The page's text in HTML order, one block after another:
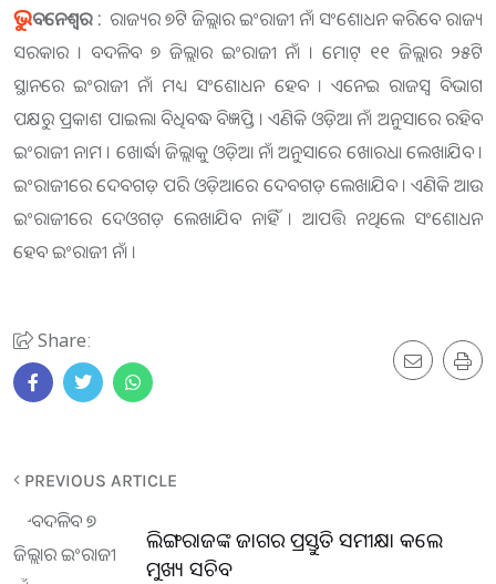
ଭୁବନେଶ୍ୱର : ରାଜ୍ୟର ୭ଟି ଜିଲ୍ଲାର ଇଂରାଜୀ ନାଁ ସଂଶୋଧନ କରିବେ ରାଜ୍ୟ
ସରକାର । ବଦଳିବ ୭ ଜିଲ୍ଲାର ଇଂରାଜୀ ନାଁ । ମୋଟ୍ ୧୧ ଜିଲ୍ଲାର ୨୫ଟି
ସ୍ଥାନରେ ଇଂରାଜୀ ନାଁ ମଧ୍ୟ ସଂଶୋଧନ ହେବ । ଏନେଇ ରାଜସ୍ବ ବିଭାଗ
ପକ୍ଷରୁ ପ୍ରକାଶ ପାଇଲା ବିଧିବଦ୍ଧ ବିଜ୍ଞପ୍ତି । ଏଣିକି ଓଡ଼ିଆ ନାଁ ଅନୁସାରେ ରହିବ
ଇଂରାଜୀ ନାମ । ଖୋର୍ଦ୍ଧା ଜିଲ୍ଲାକୁ ଓଡ଼ିଆ ନାଁ ଅନୁସାରେ ଖୋରଧା ଲେଖାଯିବ ।
ଇଂରାଜୀରେ ଦେବଗଡ଼ ପରି ଓଡ଼ିଆରେ ଦେବଗଡ଼ ଲେଖାଯିବ । ଏଣିକି ଆଉ
ଇଂରାଜୀରେ ଦେଓଗଡ଼ ଲେଖାଯିବ ନାହିଁ । ଆପତ୍ତି ନଥିଲେ ସଂଶୋଧନ
ହେବ ଇଂରାଜୀ ନାଁ ।
Share:
PREVIOUS ARTICLE
ଲିଙ୍ଗରାଜଙ୍କ ଜାଗର ପ୍ରସ୍ତୁତି ସମୀକ୍ଷା କଲେ
ମୁଖ୍ୟ ସଚିବ